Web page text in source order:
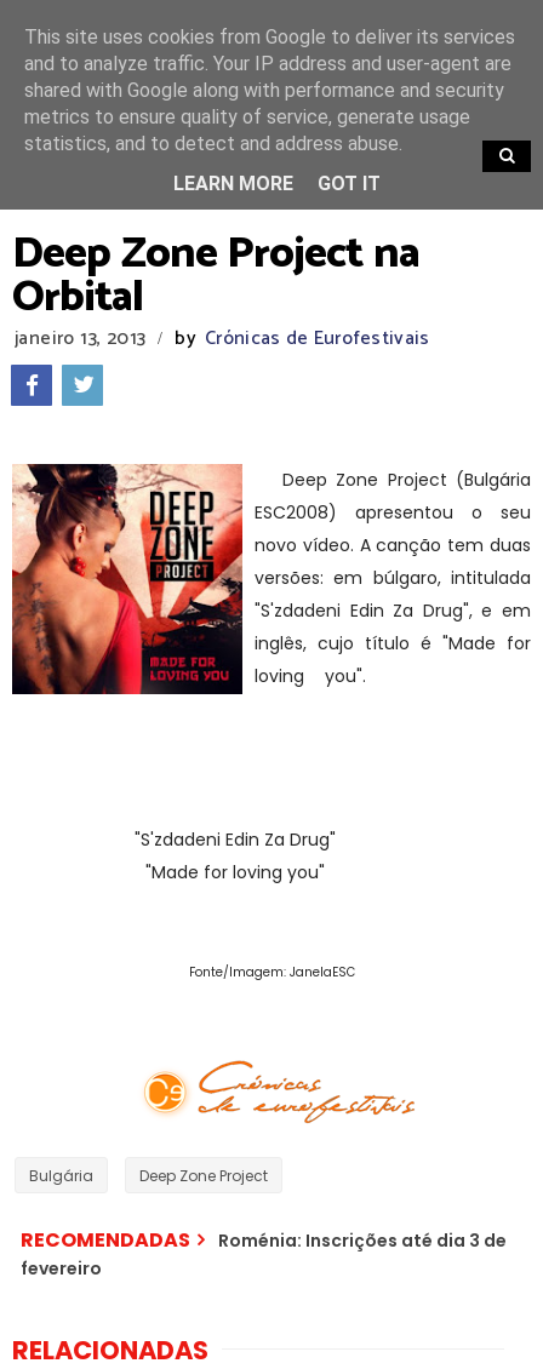
TRENDING
Deep Zone Project na
Orbital
janeiro 13, 2013 / by Crónicas de Eurofestivais
Deep Zone Project (Bulgária
ESC2008) apresentou o seu
novo vídeo. A canção tem duas
versões: em búlgaro, intitulada
"S'zdadeni Edin Za Drug", e em
inglês, cujo título é "Made for
loving you".
"S'zdadeni Edin Za Drug"
"Made for loving you"
Fonte/Imagem: JanelaESC
Bulgária Deep Zone Project
RECOMENDADAS
Roménia: Inscrições até dia 3 de
fevereiro
RELACIONADAS
This site uses cookies from Google to deliver its services
and to analyze traffic. Your IP address and user-agent are
shared with Google along with performance and security
metrics to ensure quality of service, generate usage
statistics, and to detect and address abuse.
LEARN MORE
GOT IT